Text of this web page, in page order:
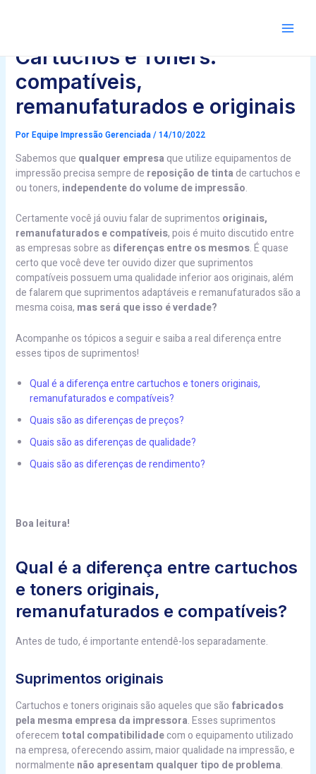
Cartuchos e Toners:
compatíveis,
remanufaturados e originais
PorEquipe Impressão Gerenciada/14/10/2022
Sabemos que qualquer empresa que utilize equipamentos de
impressão precisa sempre de reposição de tinta de cartuchos e
ou toners, independente do volume de impressão.
Certamente você já ouviu falar de suprimentos originais,
remanufaturados e compatíveis, pois é muito discutido entre
as empresas sobre as diferenças entre os mesmos. É quase
certo que você deve ter ouvido dizer que suprimentos
compatíveis possuem uma qualidade inferior aos originais, além
de falarem que suprimentos adaptáveis e remanufaturados são a
mesma coisa, mas será que isso é verdade?
Acompanhe os tópicos a seguir e saiba a real diferença entre
esses tipos de suprimentos!
Qual é a diferença entre cartuchos e toners originais,
remanufaturados e compatíveis?
Quais são as diferenças de preços?
Quais são as diferenças de qualidade?
Quais são as diferenças de rendimento?
Boa leitura!
Qual é a diferença entre cartuchos
e toners originais,
remanufaturados e compatíveis?
Antes de tudo, é importante entendê-los separadamente.
Suprimentos originais
Cartuchos e toners originais são aqueles que são fabricados
pela mesma empresa da impressora. Esses suprimentos
oferecem total compatibilidadecom o equipamento utilizado
na empresa, oferecendo assim, maior qualidade na impressão, e
normalmente não apresentam qualquer tipo de problema.